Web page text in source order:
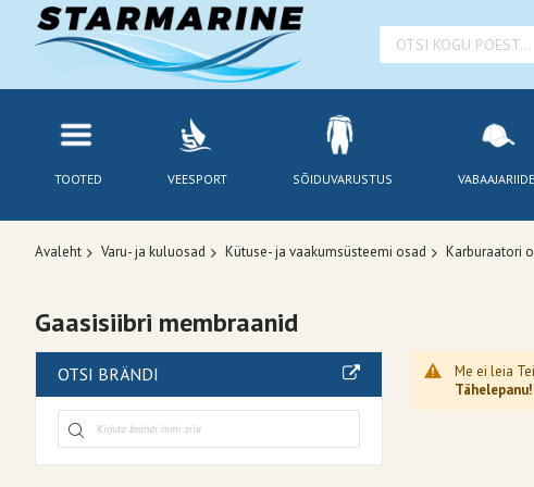
TOOTED VEESPORT SÕIDUVARUSTUS
Avaleht Varu- ja kuluosad Kütuse- ja vaakumsüsteemi osad Karburaatori
Gaasisiibri membraanid
Me ei leia
OTSI BRÄNDI